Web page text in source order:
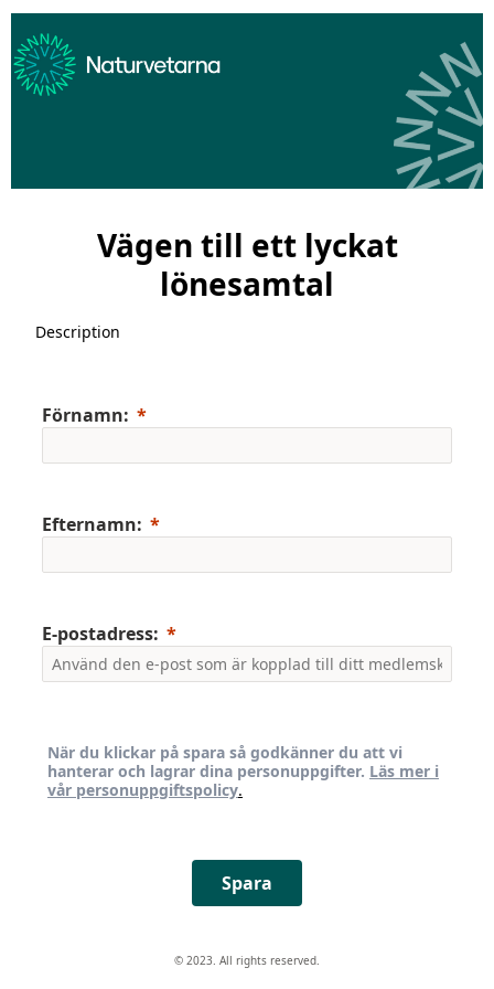
Vägen till ett lyckat
lönesamtal
Description
Förnamn:
Efternamn:
E-postadress:
När du klickar på spara så godkänner du att vi
hanterar och lagrar dina personuppgifter. Läs mer i
vår personuppgiftspolicy.
Spara
© 2023. All rights reserved.